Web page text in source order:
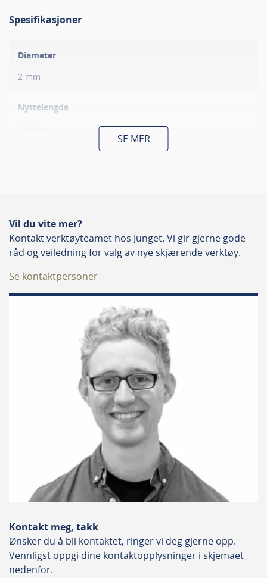
SE MER
Spesifikasjoner
Diameter
2 mm
Nyttelengde
49 mm
Antall skjær
2
Tre, Tre universal
Produktbeskrivelse
Spiralbor i HHM. Dette boret har en nyttelengde på 22
mm. Spiralboret er primært til boring i massivt tre.
Spiralboret Boret er høyre rettet med spidstype
dyvelspiss
Vil du vite mer?
Kontakt verktøyteamet hos Junget. Vi gir gjerne gode
råd og veiledning for valg av nye skjærende verktøy.
Se kontaktpersoner
Kontakt meg, takk
Ønsker du å bli kontaktet, ringer vi deg gjerne opp.
Vennligst oppgi dine kontaktopplysninger i skjemaet
nedenfor.